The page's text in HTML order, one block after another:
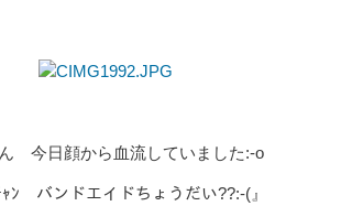
今日顔から血流していました:-o
ｬﾝ バンドエイドちょうだい??:-(』